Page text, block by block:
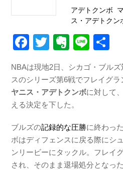
アデトクンボ
ス・アデトクン
F
c
e
b
o
o
k
T
tt
er
E
er
n
ot
e
Li
e
有
NBAは現地2日、シカゴ・ブル
スのシリーズ第6戦でフレイグ
ヤニス・アデトクンボに対して
える決定を下した。
ブルズの記録的な圧勝に終わっ
ボはディフェンスに戻る際にシ
ンリービーにタックル。フレイ
され、そのまま退場処分となった